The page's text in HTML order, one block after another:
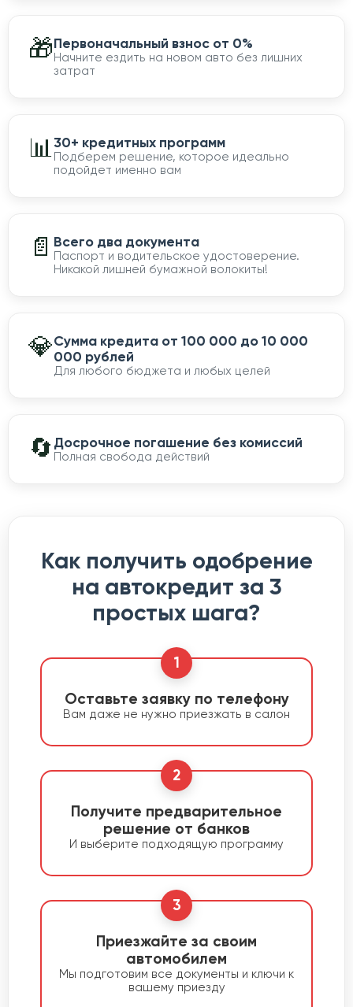
🎁Первоначальный взнос от 0%
Начните ездить на новом авто без лишних
затрат
📊30+ кредитных программ
Подберем решение, которое идеально
подойдет именно вам
📄 Всего два документа
Паспорт и водительское удостоверение.
Никакой лишней бумажной волокиты!
💎Сумма кредита от 100 000 до 10 000
000 рублей
Для любого бюджета и любых целей
🔄 Досрочное погашение без комиссий
Полная свобода действий
Как получить одобрение
на автокредит за 3
простых шага?
1
Оставьте заявку по телефону
Вам даже не нужно приезжать в салон
2
Получите предварительное
решение от банков
И выберите подходящую программу
3
Приезжайте за своим
автомобилем
Мы подготовим все документы и ключи к
вашему приезду